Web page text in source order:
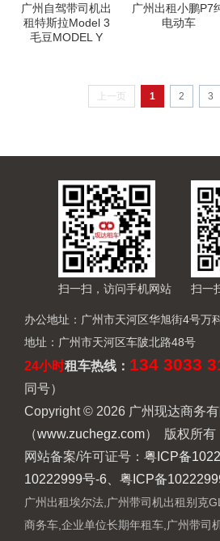
广州自驾带司机出
租特斯拉Model 3
毛豆MODEL Y
广州出租小鹏P7
电动车
上一页 1 2 3
扫一扫，访问手机网站 扫一
办公地址：广州市天河区华旭街4号万
地址：广州市天河区车陂北路48号
24小时租车热线 ： 134 3033
同号）
Copyright © 2026 广州现达商务有
（www.zuchegz.com） 版权所有
网站备案/许可证号： 粤ICP备
10222999号-6、粤ICP备
广州出租埃尔法 广州带司机出租别克
商务车 企业单位长期年租车 广州带司